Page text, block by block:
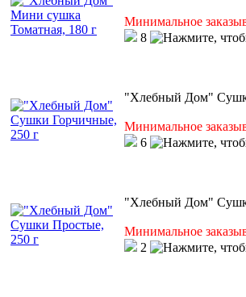
Минимальное
8
"Хлебный Дом"
Минимальное
6
"Хлебный Дом"
Минимальное
2